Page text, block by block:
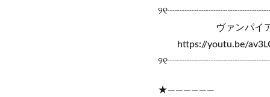
ヴァンパイ
https://youtu.be/
★——————